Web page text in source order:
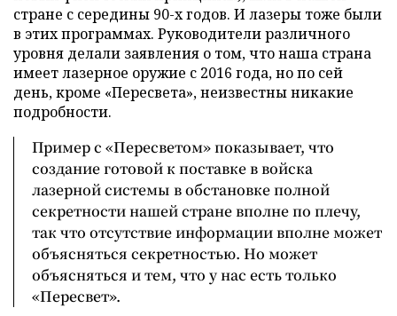
стране с середины 90-х годов. И лазеры тоже были
в этих программах. Руководители различного
уровня делали заявления о том, что наша страна
имеет лазерное оружие с 2016 года, но по сей
день, кроме «Пересвета», неизвестны никакие
подробности.
Пример с «Пересветом» показывает, что
создание готовой к поставке в войска
лазерной системы в обстановке полной
секретности нашей стране вполне по плечу,
так что отсутствие информации вполне может
объясняться секретностью. Но может
объясняться и тем, что у нас есть только
«Пересвет».